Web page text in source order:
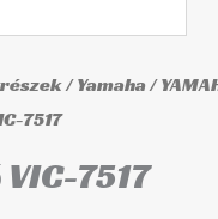
/Yamaha/
7517
7517